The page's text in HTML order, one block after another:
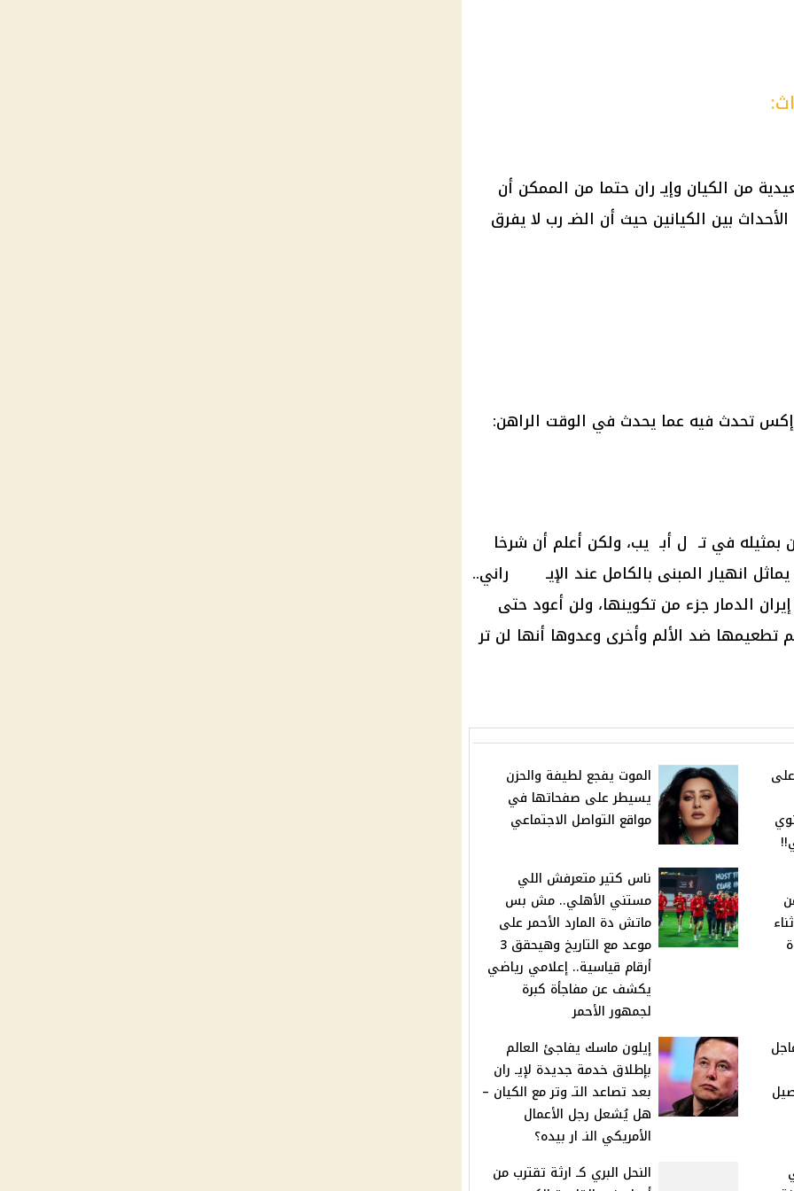
من الكيان وإيـ ران حتما من الممكن أن
بين الكيانين حيث أن الضـ رب لا يفرق
تحدث فيه عما يحدث في الوقت الراهن:
بمثيله في تـ ل أبـ يب، ولكن أعلم أن شرخا
انهيار المبنى بالكامل عند الإيـ راني..
إيران الدمار جزء من تكوينها، ولن أعود حتى
تطعيمها ضد الألم وأخرى وعدوها أنها لن تر
الموت يفجع لطيفة والحزن
يسيطر على صفحاتها في
مواقع التواصل الاجتماعي
ناس كتير متعرفش اللي
مستني الأهلي.. مش بس
ماتش دة المارد الأحمر على
موعد مع التاريخ وهيحقق 3
أرقام قياسية.. إعلامي رياضي
يكشف عن مفاجأة كبرة
لجمهور الأحمر
إيلون ماسك يفاجئ العالم
بإطلاق خدمة جديدة لإيـ ران
بعد تصاعد التـ وتر مع الكيان –
هل يُشعل رجل الأعمال
الأمريكي النـ ار بيده؟
النحل البري كـ ارثة تقترب من